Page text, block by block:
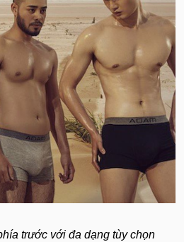
trước với đa dạng tùy chọn